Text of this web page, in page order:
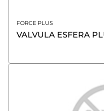
FORCE PLUS
VALVULA ESFERA